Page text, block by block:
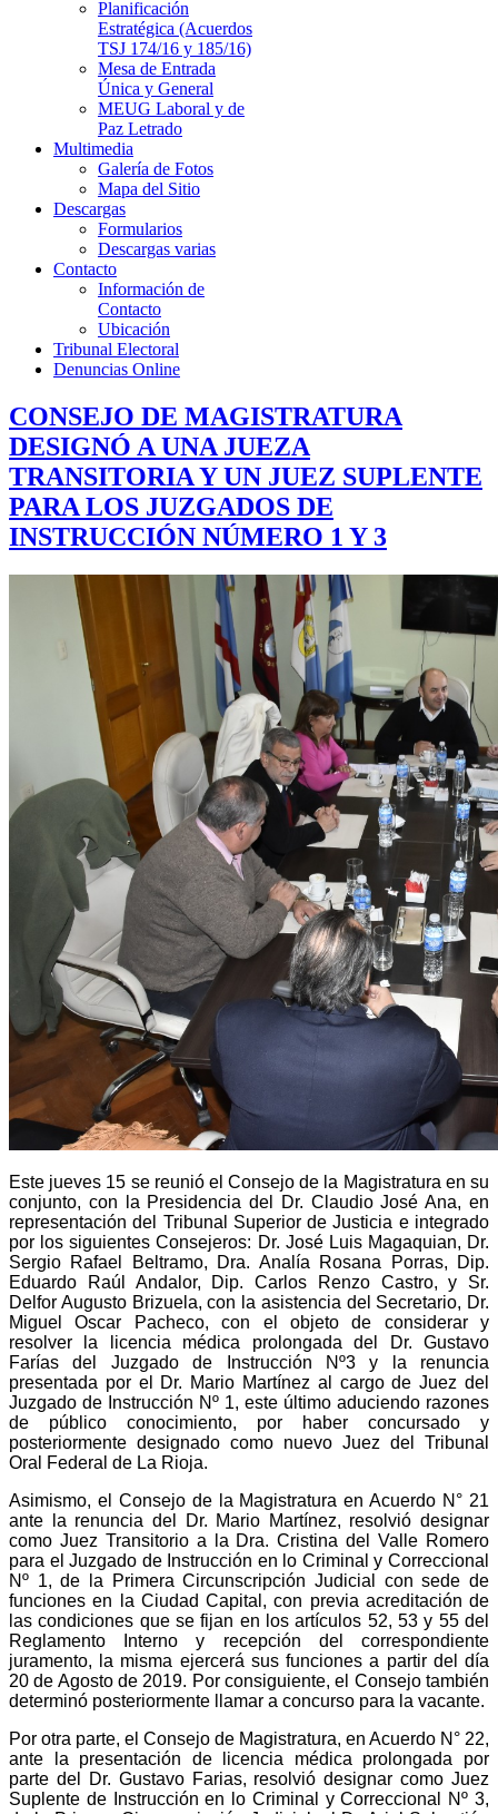
Planificación
Estratégica (Acuerdos
TSJ 174/16 y 185/16)
Mesa de Entrada
Única y General
MEUG Laboral y de
Paz Letrado
Multimedia
Galería de Fotos
Mapa del Sitio
Descargas
Formularios
Descargas varias
Contacto
Información de
Contacto
Ubicación
Tribunal Electoral
Denuncias Online
CONSEJO DE MAGISTRATURA
DESIGNÓ A UNA JUEZA
TRANSITORIA Y UN JUEZ SUPLENTE
PARA LOS JUZGADOS DE
INSTRUCCIÓN NÚMERO 1 Y 3
Este jueves 15 se reunió el Consejo de la Magistratura en su
conjunto, con la Presidencia del Dr. Claudio José Ana, en
representación del Tribunal Superior de Justicia e integrado
por los siguientes Consejeros: Dr. José Luis Magaquian, Dr.
Sergio Rafael Beltramo, Dra. Analía Rosana Porras, Dip.
Eduardo Raúl Andalor, Dip. Carlos Renzo Castro, y Sr.
Delfor Augusto Brizuela, con la asistencia del Secretario, Dr.
Miguel Oscar Pacheco, con el objeto de considerar y
resolver la licencia médica prolongada del Dr. Gustavo
Farías del Juzgado de Instrucción Nº3 y la renuncia
presentada por el Dr. Mario Martínez al cargo de Juez del
Juzgado de Instrucción Nº 1, este último aduciendo razones
de público conocimiento, por haber concursado y
posteriormente designado como nuevo Juez del Tribunal
Oral Federal de La Rioja.
Asimismo, el Consejo de la Magistratura en Acuerdo N° 21
ante la renuncia del Dr. Mario Martínez, resolvió designar
como Juez Transitorio a la Dra. Cristina del Valle Romero
para el Juzgado de Instrucción en lo Criminal y Correccional
Nº 1, de la Primera Circunscripción Judicial con sede de
funciones en la Ciudad Capital, con previa acreditación de
las condiciones que se fijan en los artículos 52, 53 y 55 del
Reglamento Interno y recepción del correspondiente
juramento, la misma ejercerá sus funciones a partir del día
20 de Agosto de 2019. Por consiguiente, el Consejo también
determinó posteriormente llamar a concurso para la vacante.
Por otra parte, el Consejo de Magistratura, en Acuerdo N° 22,
ante la presentación de licencia médica prolongada por
parte del Dr. Gustavo Farias, resolvió designar como Juez
Suplente de Instrucción en lo Criminal y Correccional Nº 3,